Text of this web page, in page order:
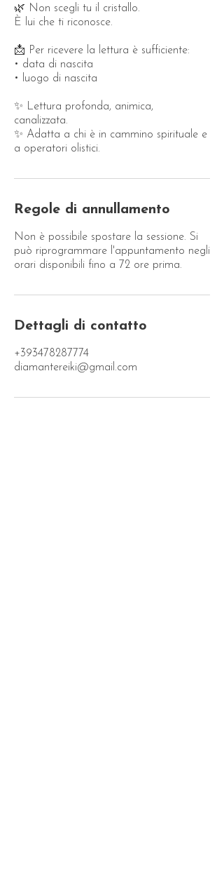
🌿 Non scegli tu il cristallo.
È lui che ti riconosce.
📩 Per ricevere la lettura è sufficiente:
• data di nascita
• luogo di nascita
✨ Lettura profonda, animica,
canalizzata.
✨ Adatta a chi è in cammino spirituale e
a operatori olistici.
Regole di annullamento
Non è possibile spostare la sessione. Si
può riprogrammare l'appuntamento negli
orari disponibili fino a 72 ore prima.
Dettagli di contatto
+393478287774
diamantereiki@gmail.com